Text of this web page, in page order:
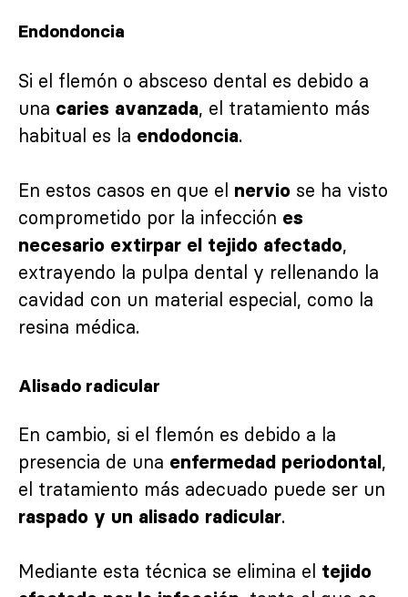
Endondoncia
Si el flemón o absceso dental es debido a
una caries avanzada, el tratamiento más
habitual es la endodoncia.
En estos casos en que el nervio se ha visto
comprometido por la infección es
necesario extirpar el tejido afectado,
extrayendo la pulpa dental y rellenando la
cavidad con un material especial, como la
resina médica.
Alisado radicular
En cambio, si el flemón es debido a la
presencia de una enfermedad periodontal,
el tratamiento más adecuado puede ser un
raspado y un alisado radicular.
Mediante esta técnica se elimina el tejido